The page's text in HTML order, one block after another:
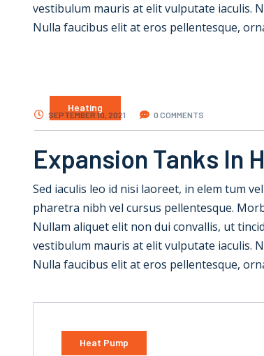
vestibulum mauris at elit vulputate iaculis.
Nulla faucibus elit at eros pellentesque,
Heating
SEPTEMBER 10, 2021 0 COMMENTS
Expansion Tanks In
Sed iaculis leo id nisi laoreet, in elem tum
pharetra nibh vel cursus pellentesque.
Nullam aliquet elit non dui convallis, ut
vestibulum mauris at elit vulputate iaculis.
Nulla faucibus elit at eros pellentesque,
Heat Pump